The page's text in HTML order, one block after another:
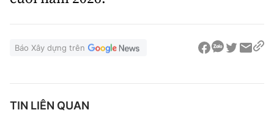
Báo Xây dựng trên
TIN LIÊN QUAN